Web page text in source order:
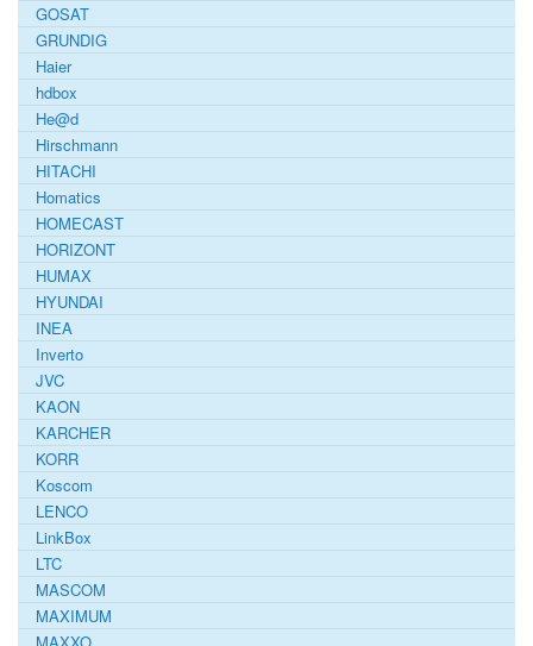
GOSAT
GRUNDIG
Haier
hdbox
He@d
Hirschmann
HITACHI
Homatics
HOMECAST
HORIZONT
HUMAX
HYUNDAI
INEA
Inverto
JVC
KAON
KARCHER
KORR
Koscom
LENCO
LinkBox
LTC
MASCOM
MAXIMUM